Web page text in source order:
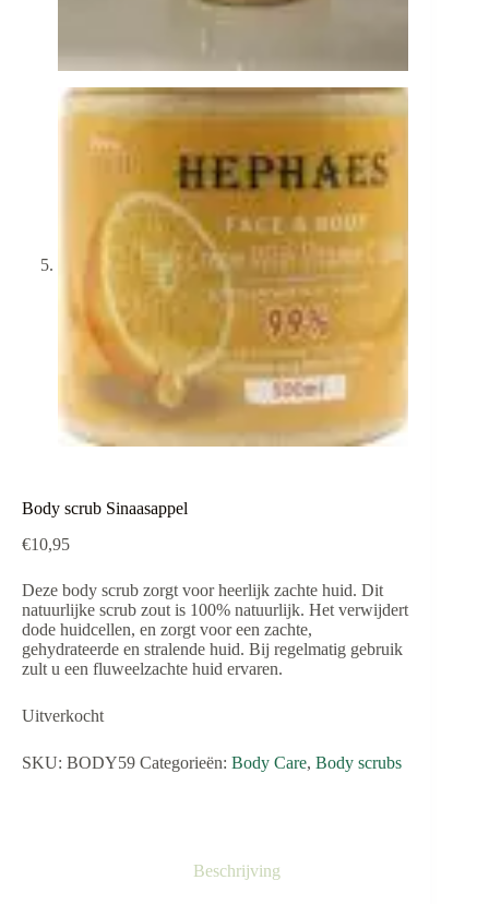
Body scrub Sinaasappel
€10,95
Deze body scrub zorgt voor heerlijk zachte huid. Dit
natuurlijke scrub zout is 100% natuurlijk. Het verwijdert
dode huidcellen, en zorgt voor een zachte,
gehydrateerde en stralende huid. Bij regelmatig gebruik
zult u een fluweelzachte huid ervaren.
Uitverkocht
SKU: BODY59 Categorieën: Body Care, Body scrubs
Beschrijving